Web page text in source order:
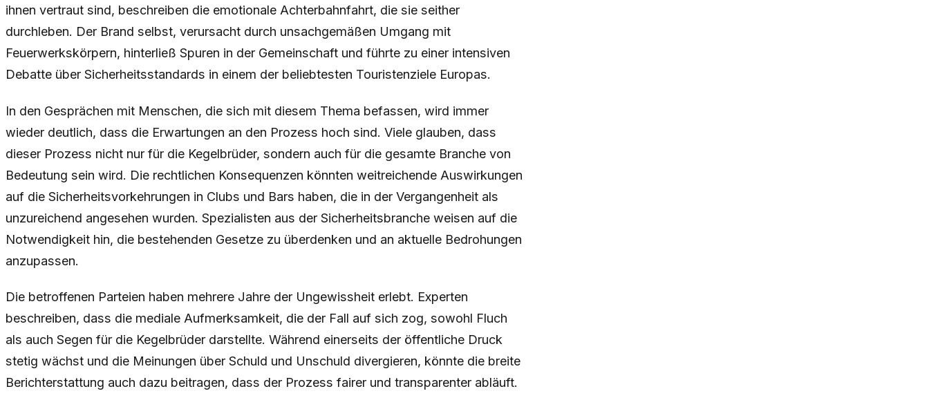
ihnen vertraut sind, beschreiben die emotionale Achterbahnfahrt, die sie seither
durchleben. Der Brand selbst, verursacht durch unsachgemäßen Umgang mit
Feuerwerkskörpern, hinterließ Spuren in der Gemeinschaft und führte zu einer intensiven
Debatte über Sicherheitsstandards in einem der beliebtesten Touristenziele Europas.
In den Gesprächen mit Menschen, die sich mit diesem Thema befassen, wird immer
wieder deutlich, dass die Erwartungen an den Prozess hoch sind. Viele glauben, dass
dieser Prozess nicht nur für die Kegelbrüder, sondern auch für die gesamte Branche von
Bedeutung sein wird. Die rechtlichen Konsequenzen könnten weitreichende Auswirkungen
auf die Sicherheitsvorkehrungen in Clubs und Bars haben, die in der Vergangenheit als
unzureichend angesehen wurden. Spezialisten aus der Sicherheitsbranche weisen auf die
Notwendigkeit hin, die bestehenden Gesetze zu überdenken und an aktuelle Bedrohungen
anzupassen.
Die betroffenen Parteien haben mehrere Jahre der Ungewissheit erlebt. Experten
beschreiben, dass die mediale Aufmerksamkeit, die der Fall auf sich zog, sowohl Fluch
als auch Segen für die Kegelbrüder darstellte. Während einerseits der öffentliche Druck
stetig wächst und die Meinungen über Schuld und Unschuld divergieren, könnte die breite
Berichterstattung auch dazu beitragen, dass der Prozess fairer und transparenter abläuft.